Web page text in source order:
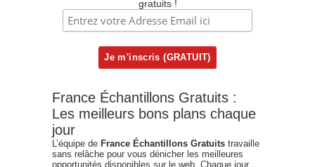
gratuits !
France Échantillons Gratuits :
Les meilleurs bons plans chaque
jour
L’équipe de France Échantillons Gratuits travaille
sans relâche pour vous dénicher les meilleures
opportunités disponibles sur le web. Chaque jour,